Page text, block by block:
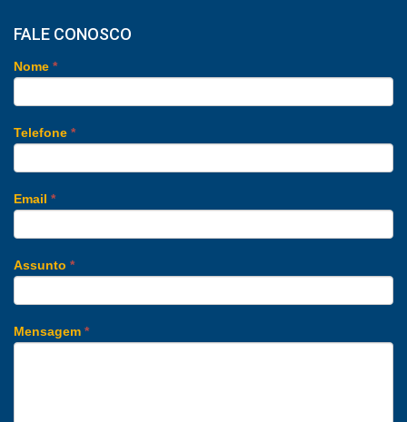
FALE CONOSCO
Nome *
Telefone *
Email *
Assunto *
Mensagem *